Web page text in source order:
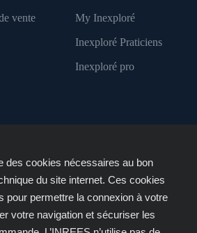
vente My Inexploré
Inexploré Praticiens
Inexploré pro
des cookies nécessaires au bon
du site internet. Ces cookies
pour permettre la connexion à votre
votre navigation et sécuriser les